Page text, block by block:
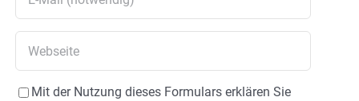
Mit der Nutzung dieses Formulars erklären Sie